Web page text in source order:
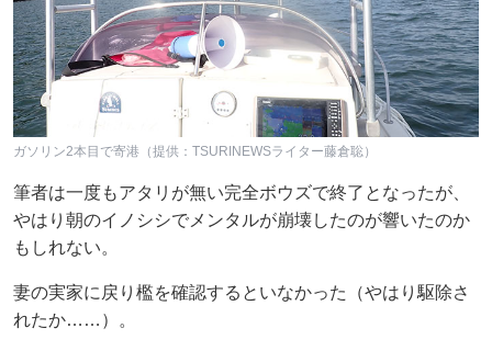
ガソリン2本目で寄港（提供：TSURINEWSライター藤倉聡）
筆者は一度もアタリが無い完全ボウズで終了となったが、
やはり朝のイノシシでメンタルが崩壊したのが響いたのか
もしれない。
妻の実家に戻り檻を確認するといなかった（やはり駆除さ
れたか……）。